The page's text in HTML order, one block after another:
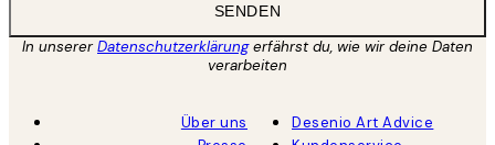
SENDEN
In unsererDatenschutzerklärungerfährst du, wie wir deine Daten
verarbeiten
Über uns
Desenio Art Advice